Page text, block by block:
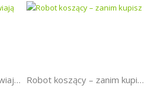
Trawnik – dlaczego pojawiają się na nim place żółtej lub uschniętej trawy? Robot koszący – zanim kupisz